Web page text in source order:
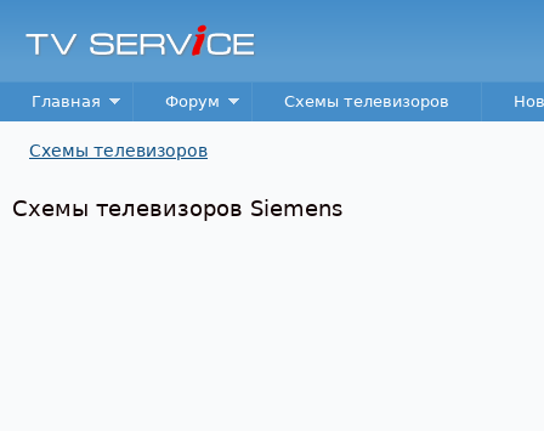
TV
Service
Main menu
Главная Форум Схемы телевизоров
Схемы телевизоров
Схемы телевизоров Siemens